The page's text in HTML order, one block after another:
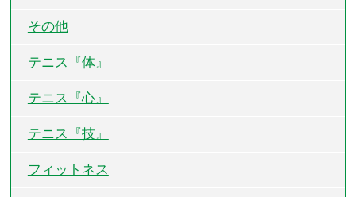
その他
テニス『体』
テニス『心』
テニス『技』
フィットネス